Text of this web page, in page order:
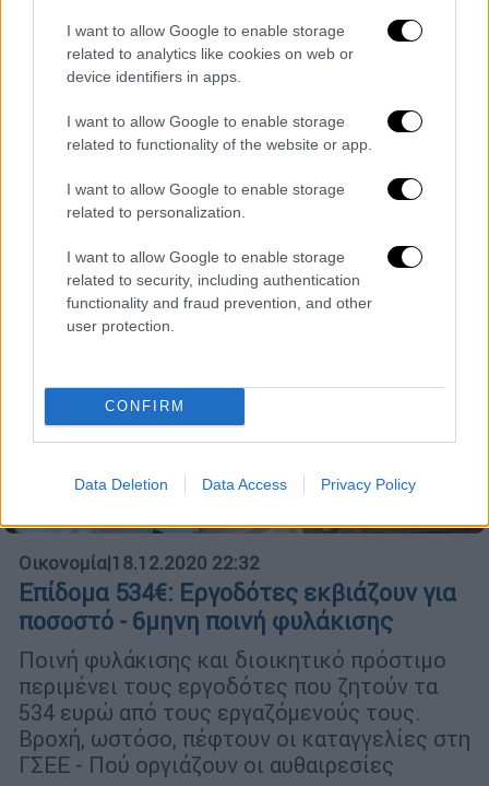
I want to allow Google to enable storage
related to analytics like cookies on web or
device identifiers in apps.
I want to allow Google to enable storage
related to functionality of the website or app.
I want to allow Google to enable storage
related to personalization.
I want to allow Google to enable storage
related to security, including authentication
functionality and fraud prevention, and other
user protection.
CONFIRM
Data Deletion Data Access Privacy Policy
Ελλάδα|18.12.2020 22:43
- Πού αναμένεται να βρέξει
Εθνική Μετεωρολογική Υπηρεσία
Οικονομία|18.12.2020 22:32
Επίδομα 534€: Εργοδότες εκβιάζουν για
ποσοστό - 6μηνη ποινή φυλάκισης
Ποινή φυλάκισης και διοικητικό πρόστιμο
περιμένει τους εργοδότες που ζητούν τα
534 ευρώ από τους εργαζόμενούς τους.
Βροχή, ωστόσο, πέφτουν οι καταγγελίες στη
ΓΣΕΕ - Πού οργιάζουν οι αυθαιρεσίες